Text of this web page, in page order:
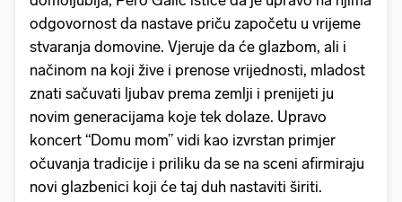
odgovornost da nastave priču započetu u vrijeme
stvaranja domovine. Vjeruje da će glazbom, ali i
načinom na koji žive i prenose vrijednosti, mladost
znati sačuvati ljubav prema zemlji i prenijeti ju
novim generacijama koje tek dolaze. Upravo
koncert “Domu mom” vidi kao izvrstan primjer
očuvanja tradicije i priliku da se na sceni afirmiraju
novi glazbenici koji će taj duh nastaviti širiti.